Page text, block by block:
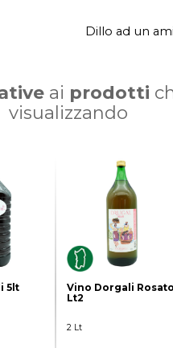
Dillo ad un
ai prodotti
visualizzando
5lt
Vino Dorgali Rosato
Lt2
2 Lt